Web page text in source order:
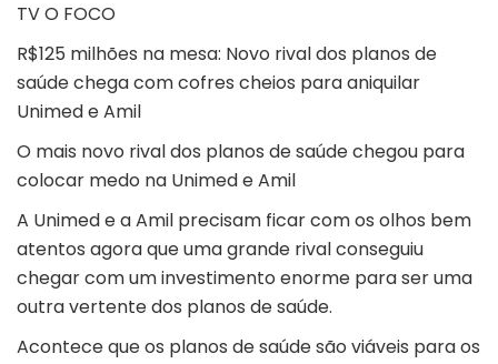
TV O FOCO
R$125 milhões na mesa: Novo rival dos planos de
saúde chega com cofres cheios para aniquilar
Unimed e Amil
O mais novo rival dos planos de saúde chegou para
colocar medo na Unimed e Amil
A Unimed e a Amil precisam ficar com os olhos bem
atentos agora que uma grande rival conseguiu
chegar com um investimento enorme para ser uma
outra vertente dos planos de saúde.
Acontece que os planos de saúde são viáveis para os